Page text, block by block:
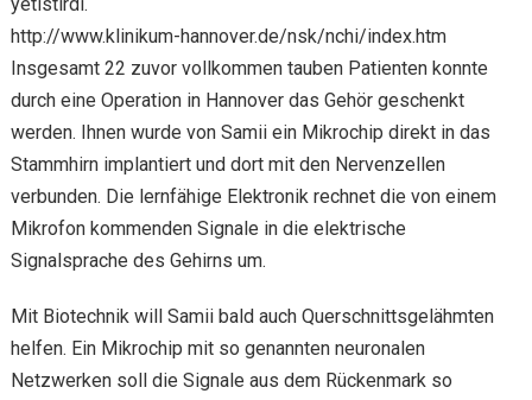
http://www.klinikum-hannover.de/nsk/nchi/index.htm
Insgesamt 22 zuvor vollkommen tauben Patienten konnte
durch eine Operation in Hannover das Gehör geschenkt
werden. Ihnen wurde von Samii ein Mikrochip direkt in das
Stammhirn implantiert und dort mit den Nervenzellen
verbunden. Die lernfähige Elektronik rechnet die von einem
Mikrofon kommenden Signale in die elektrische
Signalsprache des Gehirns um.
Mit Biotechnik will Samii bald auch Querschnittsgelähmten
helfen. Ein Mikrochip mit so genannten neuronalen
Netzwerken soll die Signale aus dem Rückenmark so